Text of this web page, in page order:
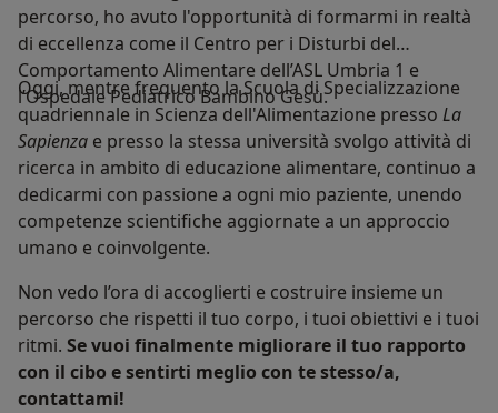
percorso, ho avuto l'opportunità di formarmi in realtà
di eccellenza come il Centro per i Disturbi del
Comportamento Alimentare dell’ASL Umbria 1 e
l’Ospedale Pediatrico Bambino Gesù.
Oggi, mentre frequento la Scuola di Specializzazione
quadriennale in Scienza dell'Alimentazione presso La
Sapienza e presso la stessa università svolgo attività di
ricerca in ambito di educazione alimentare, continuo a
dedicarmi con passione a ogni mio paziente, unendo
competenze scientifiche aggiornate a un approccio
umano e coinvolgente.
Non vedo l’ora di accoglierti e costruire insieme un
percorso che rispetti il tuo corpo, i tuoi obiettivi e i tuoi
ritmi. Se vuoi finalmente migliorare il tuo rapporto
con il cibo e sentirti meglio con te stesso/a,
contattami!